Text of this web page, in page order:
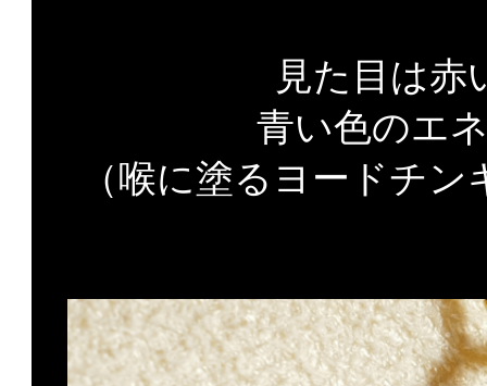
見た目は赤
青い色のエ
（喉に塗るヨードチ